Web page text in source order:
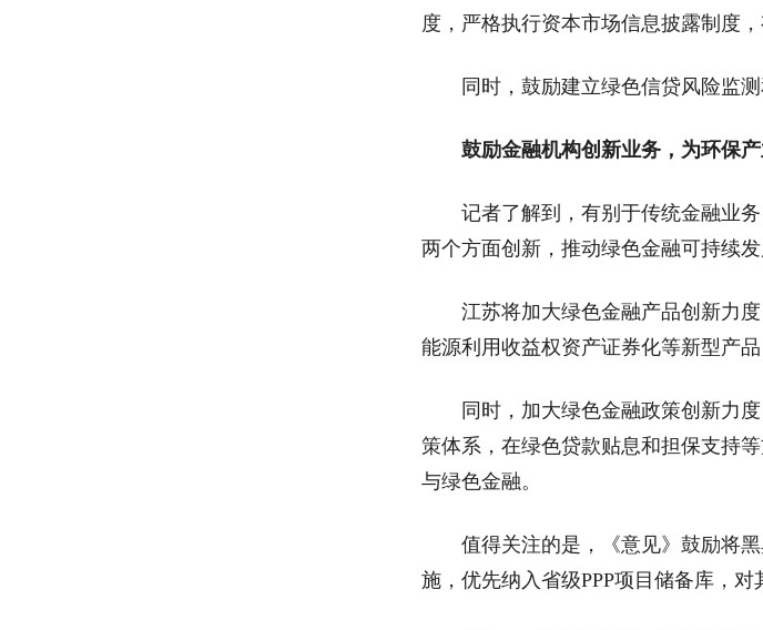
度，严格执行资本市场信息披露制度
同时，鼓励建立绿色信贷风险监测
鼓励金融机构创新业务，为环保
记者了解到，有别于传统金融业务
两个方面创新，推动绿色金融可持续发
江苏将加大绿色金融产品创新力度
能源利用收益权资产证券化等新型产品
同时，加大绿色金融政策创新力度
策体系，在绿色贷款贴息和担保支持
与绿色金融。
值得关注的是，《意见》鼓励将黑
施，优先纳入省级PPP项目储备库，